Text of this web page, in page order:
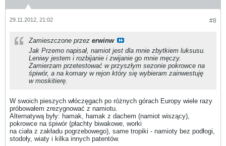
#8
29.11.2012, 21:02
Zamieszczone przez erwinw
Jak Przemo napisał, namiot jest dla mnie zbytkiem luksusu.
Leniwy jestem i rozbijanie i zwijanie go mnie męczy.
Zamierzam przetestować w przyszłym sezonie pokrowce na
śpiwór, a na komary w rejon który się wybieram zainwestuję
w moskitierę.
W swoich pieszych włóczęgach po różnych górach Europy wiele razy
próbowałem zrezygnować z namiotu.
Alternatywą były: hamak, hamak z dachem (namiot wiszący),
pokrowce na śpiwór (płachty biwakowe, worki
na ciała z zakładu pogrzebowego), same tropiki - namioty bez podłogi,
stodoły, wiaty i kilka innych patentów.